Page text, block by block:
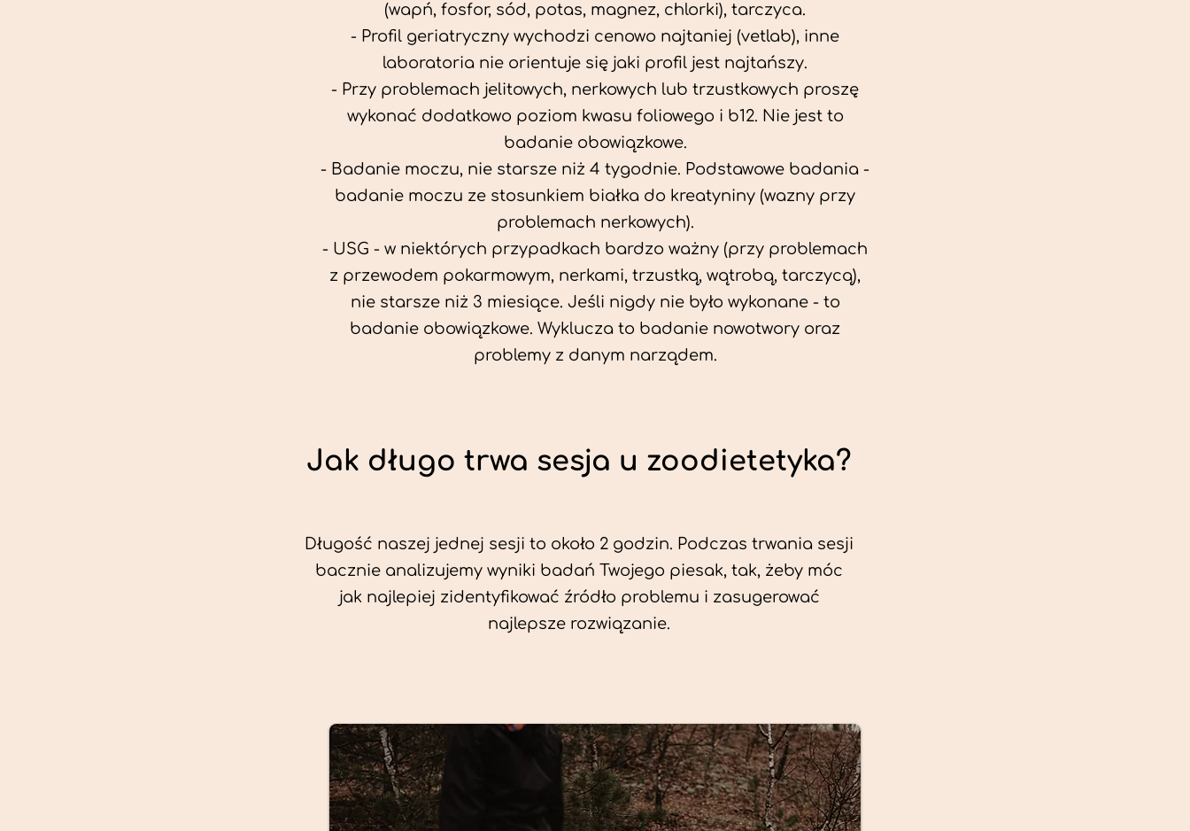
(wapń, fosfor, sód, potas, magnez, chlorki), tarczyca.
- Profil geriatryczny wychodzi cenowo najtaniej (vetlab), inne
laboratoria nie orientuje się jaki profil jest najtańszy.
- Przy problemach jelitowych, nerkowych lub trzustkowych proszę
wykonać dodatkowo poziom kwasu foliowego i b12. Nie jest to
badanie obowiązkowe.
- Badanie moczu, nie starsze niż 4 tygodnie. Podstawowe badania -
badanie moczu ze stosunkiem białka do kreatyniny (wazny przy
problemach nerkowych).
- USG - w niektórych przypadkach bardzo ważny (przy problemach
z przewodem pokarmowym, nerkami, trzustką, wątrobą, tarczycą),
nie starsze niż 3 miesiące. Jeśli nigdy nie było wykonane - to
badanie obowiązkowe. Wyklucza to badanie nowotwory oraz
problemy z danym narządem.
Jak długo trwa sesja u zoodietetyka?
Długość naszej jednej sesji to około 2 godzin. Podczas trwania sesji
bacznie analizujemy wyniki badań Twojego piesak, tak, żeby móc
jak najlepiej zidentyfikować źródło problemu i zasugerować
najlepsze rozwiązanie.